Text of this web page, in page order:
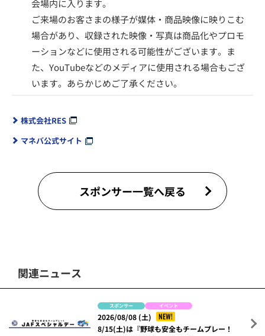
会場内に入ります。
ご来場のお客さまの様子が媒体・商品映像に映りこむ
場合があり、収録された映像・写真は商品化やプロモ
ーションなどに使用される可能性がございます。ま
た、YouTubeなどのメディアに使用される場合もござ
います。あらかじめご了承ください。
株式会社RES
マネバ公式サイト
スポンサー一覧へ戻る
関連ニュース
スポンサー イベント
2026/08/08 (土)
NEW!
8/15(土)は『野球も安全もチームプレー！